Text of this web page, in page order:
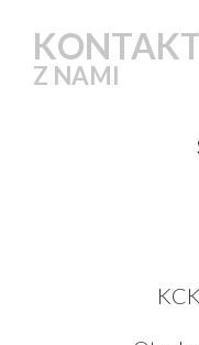
Z NAMI